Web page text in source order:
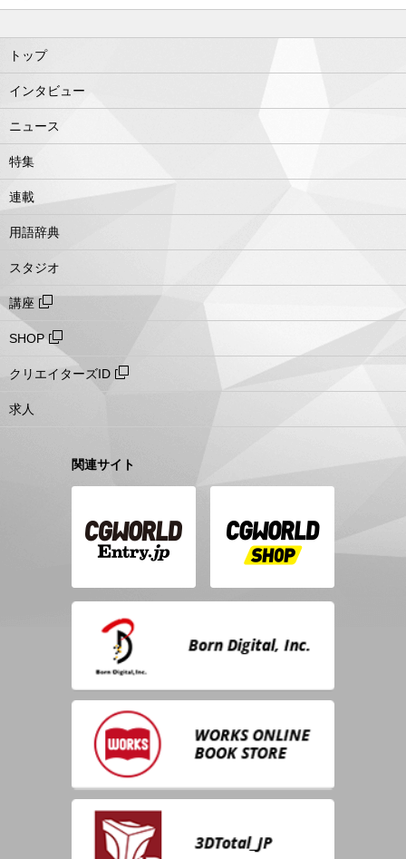
トップ
インタビュー
ニュース
特集
連載
用語辞典
スタジオ
講座
SHOP
クリエイターズID
求人
関連サイト